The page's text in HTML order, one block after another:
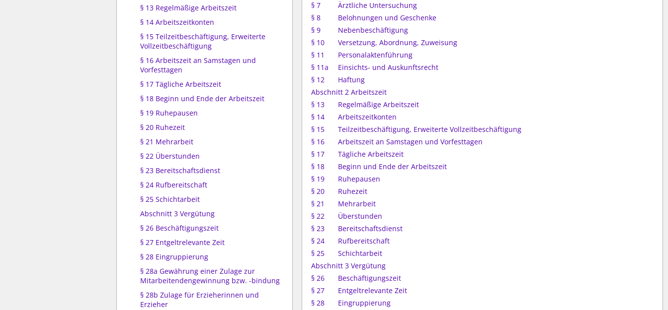
§ 13 Regelmäßige Arbeitszeit
§ 14 Arbeitszeitkonten
§ 15 Teilzeitbeschäftigung, Erweiterte
Vollzeitbeschäftigung
§ 16 Arbeitszeit an Samstagen und
Vorfesttagen
§ 17 Tägliche Arbeitszeit
§ 18 Beginn und Ende der Arbeitszeit
§ 19 Ruhepausen
§ 20 Ruhezeit
§ 21 Mehrarbeit
§ 22 Überstunden
§ 23 Bereitschaftsdienst
§ 24 Rufbereitschaft
§ 25 Schichtarbeit
Abschnitt 3 Vergütung
§ 26 Beschäftigungszeit
§ 27 Entgeltrelevante Zeit
§ 28 Eingruppierung
§ 28a Gewährung einer Zulage zur
Mitarbeitendengewinnung bzw. -bindung
§ 28b Zulage für Erzieherinnen und
Erzieher
§ 7
Ärztliche Untersuchung
§ 8
Belohnungen und Geschenke
§ 9
Nebenbeschäftigung
§ 10
Versetzung, Abordnung, Zuweisung
§ 11
Personalaktenführung
§ 11a
Einsichts- und Auskunftsrecht
§ 12
Haftung
Abschnitt 2 Arbeitszeit
§ 13
Regelmäßige Arbeitszeit
§ 14
Arbeitszeitkonten
§ 15
Teilzeitbeschäftigung, Erweiterte Vollzeitbeschäftigung
§ 16
Arbeitszeit an Samstagen und Vorfesttagen
§ 17
Tägliche Arbeitszeit
§ 18
Beginn und Ende der Arbeitszeit
§ 19
Ruhepausen
§ 20
Ruhezeit
§ 21
Mehrarbeit
§ 22
Überstunden
§ 23
Bereitschaftsdienst
§ 24
Rufbereitschaft
§ 25
Schichtarbeit
Abschnitt 3 Vergütung
§ 26
Beschäftigungszeit
§ 27
Entgeltrelevante Zeit
§ 28
Eingruppierung